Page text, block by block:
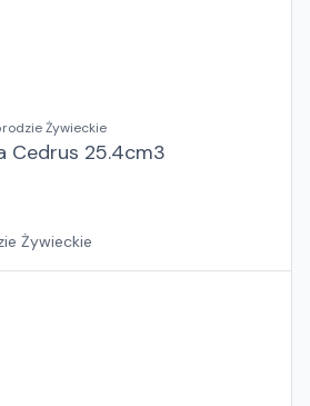
Żywieckie
Cedrus 25.4cm3
Żywieckie